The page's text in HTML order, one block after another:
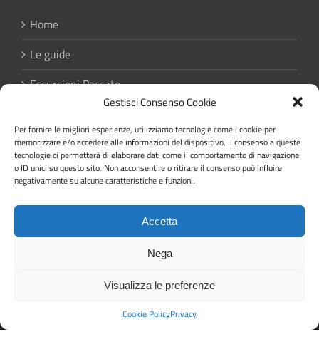
Gestisci Consenso Cookie
Per fornire le migliori esperienze, utilizziamo tecnologie come i cookie per
memorizzare e/o accedere alle informazioni del dispositivo. Il consenso a queste
tecnologie ci permetterà di elaborare dati come il comportamento di navigazione
o ID unici su questo sito. Non acconsentire o ritirare il consenso può influire
negativamente su alcune caratteristiche e funzioni.
Accetta
Nega
Visualizza le preferenze
Cookie PolicyPrivacy
Home
Le guide
Escursioni Passate
Privacy
Copyright 2019 Gruppo Guide Ambientali
Escursionistiche Valtaro e Valceno | Tutti i diritti riservati
| Powered byGedInfo